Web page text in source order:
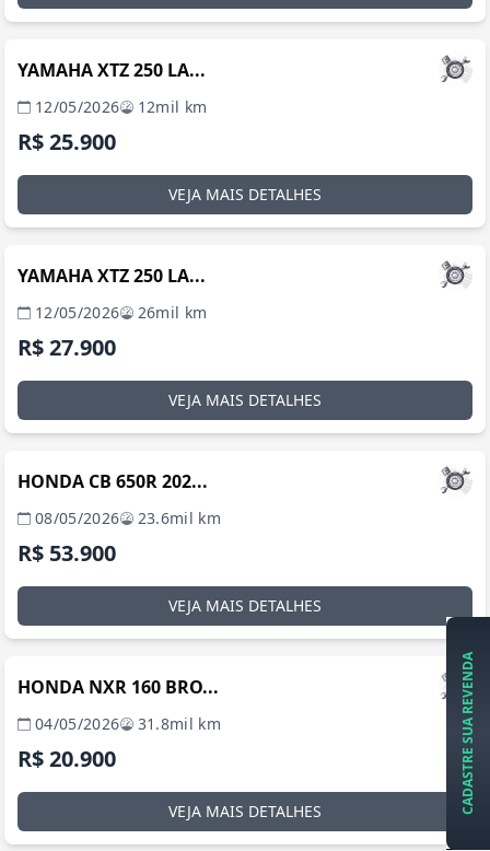
YAMAHA XTZ 250 LA...
12/05/2026 12mil km
R$ 25.900
VEJA MAIS DETALHES
YAMAHA XTZ 250 LA...
12/05/2026 26mil km
R$ 27.900
VEJA MAIS DETALHES
HONDA CB 650R 202...
08/05/2026 23.6mil km
R$ 53.900
VEJA MAIS DETALHES
HONDA NXR 160 BRO...
04/05/2026 31.8mil km
R$ 20.900
VEJA MAIS DETALHES
MANAUS / AM
CADASTRE SUA REVENDA